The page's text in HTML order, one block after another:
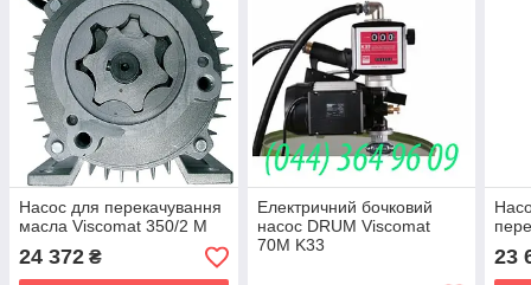
Насос для перекачування
масла Viscomat 350/2 M
24 372 ₴
Електричний бочковий
насос DRUM Viscomat
70M K33
23